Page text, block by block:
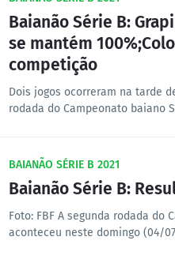
Baianão Série B:
se mantém
competição
Dois jogos ocorreram na tarde
rodada do Campeonato baiano
BAIANÃO SÉRIE B 2021
Baianão Série B:
Foto: FBF A segunda rodada do
aconteceu neste domingo (04/